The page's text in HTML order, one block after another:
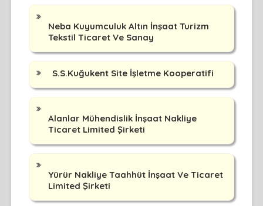
Neba Kuyumculuk Altın İnşaat Turizm
Tekstil Ticaret Ve Sanay
S.S.Kuğukent Site İşletme Kooperatifi
Alanlar Mühendislik İnşaat Nakliye
Ticaret Limited Şirketi
Yürür Nakliye Taahhüt İnşaat Ve Ticaret
Limited Şirketi